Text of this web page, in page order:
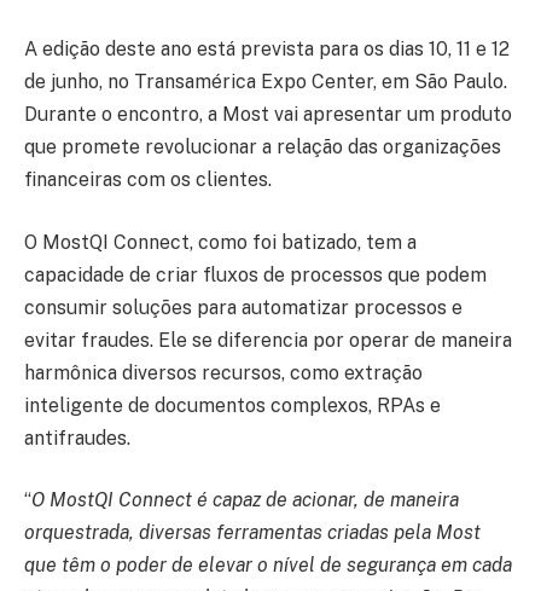
A edição deste ano está prevista para os dias 10, 11 e 12
de junho, no Transamérica Expo Center, em São Paulo.
Durante o encontro, a Most vai apresentar um produto
que promete revolucionar a relação das organizações
financeiras com os clientes.
O MostQI Connect, como foi batizado, tem a
capacidade de criar fluxos de processos que podem
consumir soluções para automatizar processos e
evitar fraudes. Ele se diferencia por operar de maneira
harmônica diversos recursos, como extração
inteligente de documentos complexos, RPAs e
antifraudes.
“O MostQI Connect é capaz de acionar, de maneira
orquestrada, diversas ferramentas criadas pela Most
que têm o poder de elevar o nível de segurança em cada